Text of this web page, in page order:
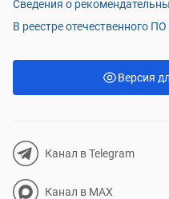
Канал в Telegram
Канал в MAX
Сведения о
В реестре отечественного
Версия